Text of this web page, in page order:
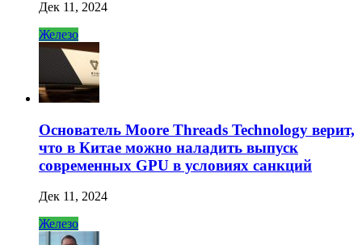
Дек 11, 2024
Железо
Основатель Moore Threads Technology верит,
что в Китае можно наладить выпуск
современных GPU в условиях санкций
Дек 11, 2024
Железо